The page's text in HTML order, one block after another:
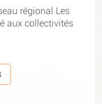
régional Les
aux collectivités